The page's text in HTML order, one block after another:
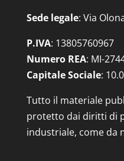
Sede legale: Via
P.IVA: 13805760967
Numero REA: MI-
Capitale Sociale:
Tutto il materiale
protetto dai diritti di
industriale, come da